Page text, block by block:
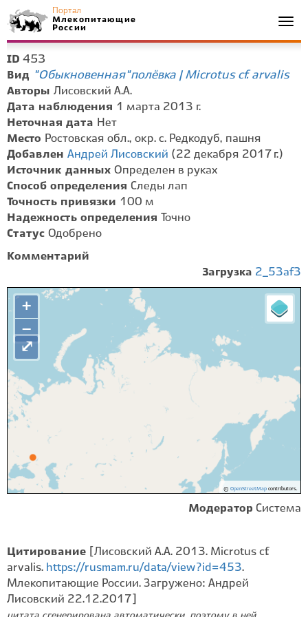
Портал
Млекопитающие
России
ID 453
Вид "Обыкновенная" полёвка | Microtus cf. arvalis
Авторы Лисовский А.А.
Дата наблюдения 1 марта 2013 г.
Неточная дата Нет
Место Ростовская обл., окр. с. Редкодуб, пашня
Добавлен Андрей Лисовский (22 декабря 2017 г.)
Источник данных Определен в руках
Способ определения Следы лап
Точность привязки 100 м
Надежность определения
Точно
Статус Одобрено
Комментарий
Загрузка 2_53af3
+
−
© OpenStreetMapcontributors.
⤢
Модератор Система
Цитирование
[Лисовский А.А. 2013. Microtus cf.
arvalis. https://rusmam.ru/data/view?id=453.
Млекопитающие России. Загружено: Андрей
Лисовский 22.12.2017]